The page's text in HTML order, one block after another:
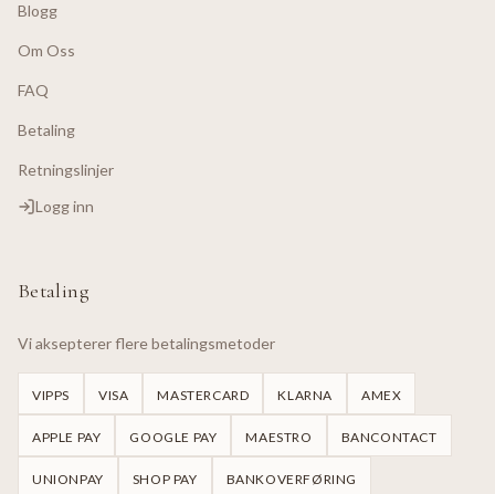
Blogg
Om Oss
FAQ
Betaling
Retningslinjer
Logg inn
Betaling
Vi aksepterer flere betalingsmetoder
VIPPS VISA MASTERCARD KLARNA AMEX
APPLE PAY GOOGLE PAY MAESTRO BANCONTACT
UNIONPAY SHOP PAY BANKOVERFØRING